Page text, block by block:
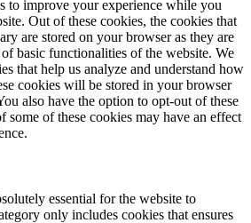
to improve your experience while you
Out of these cookies, the cookies that
are stored on your browser as they are
basic functionalities of the website. We
that help us analyze and understand how
cookies will be stored in your browser
also have the option to opt-out of these
some of these cookies may have an effect
essential for the website to
only includes cookies that ensures